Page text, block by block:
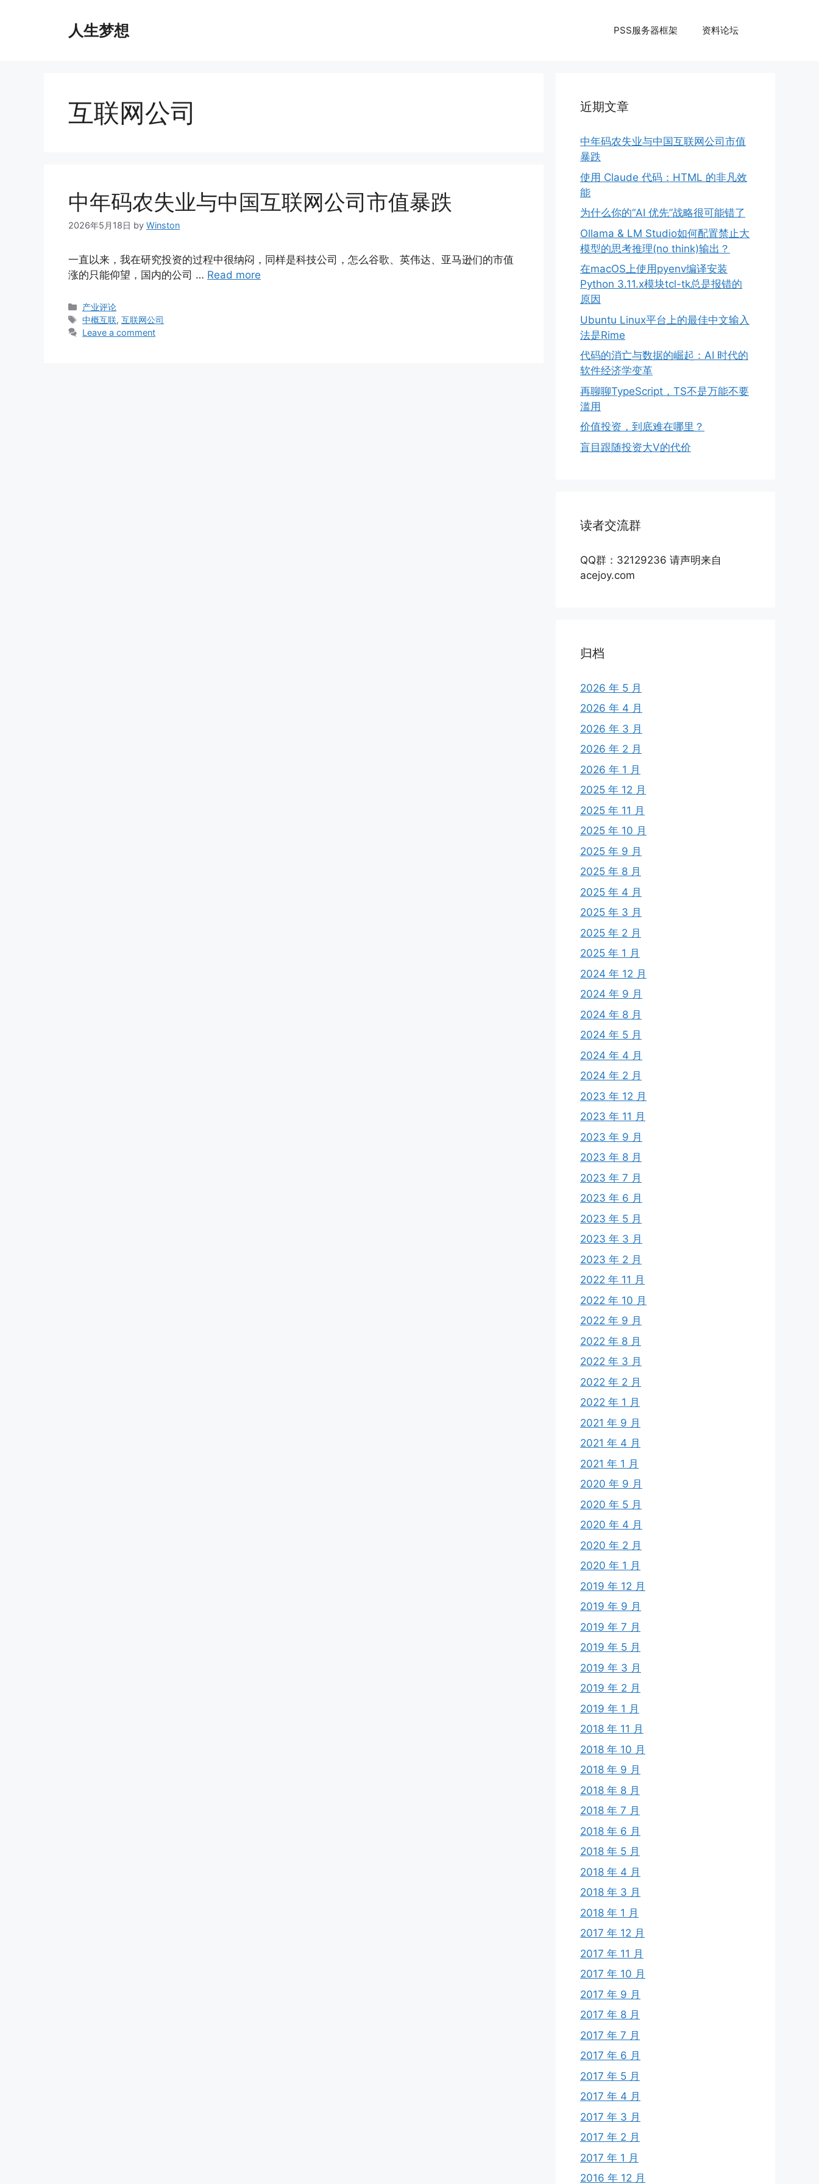
人生梦想 PSS服务器框架 资料论坛
互联网公司
中年码农失业与中国互联网公司市值暴跌
2026年5月18日 by Winston
一直以来，我在研究投资的过程中很纳闷，同样是科技公司，怎么谷歌、英伟达、亚马逊们的市值
涨的只能仰望，国内的公司 … Read more
Categories
产业评论
Tags
中概互联,互联网公司
Leave a comment
近期文章
中年码农失业与中国互联网公司市值
暴跌
使用 Claude 代码：HTML 的非凡效
能
为什么你的“AI 优先”战略很可能错了
Ollama & LM Studio如何配置禁止大
模型的思考推理(no think)输出？
在macOS上使用pyenv编译安装
Python 3.11.x模块tcl-tk总是报错的
原因
Ubuntu Linux平台上的最佳中文输入
法是Rime
代码的消亡与数据的崛起：AI 时代的
软件经济学变革
再聊聊TypeScript，TS不是万能不要
滥用
价值投资，到底难在哪里？
盲目跟随投资大V的代价
读者交流群
QQ群：32129236 请声明来自
acejoy.com
归档
2026 年 5 月
2026 年 4 月
2026 年 3 月
2026 年 2 月
2026 年 1 月
2025 年 12 月
2025 年 11 月
2025 年 10 月
2025 年 9 月
2025 年 8 月
2025 年 4 月
2025 年 3 月
2025 年 2 月
2025 年 1 月
2024 年 12 月
2024 年 9 月
2024 年 8 月
2024 年 5 月
2024 年 4 月
2024 年 2 月
2023 年 12 月
2023 年 11 月
2023 年 9 月
2023 年 8 月
2023 年 7 月
2023 年 6 月
2023 年 5 月
2023 年 3 月
2023 年 2 月
2022 年 11 月
2022 年 10 月
2022 年 9 月
2022 年 8 月
2022 年 3 月
2022 年 2 月
2022 年 1 月
2021 年 9 月
2021 年 4 月
2021 年 1 月
2020 年 9 月
2020 年 5 月
2020 年 4 月
2020 年 2 月
2020 年 1 月
2019 年 12 月
2019 年 9 月
2019 年 7 月
2019 年 5 月
2019 年 3 月
2019 年 2 月
2019 年 1 月
2018 年 11 月
2018 年 10 月
2018 年 9 月
2018 年 8 月
2018 年 7 月
2018 年 6 月
2018 年 5 月
2018 年 4 月
2018 年 3 月
2018 年 1 月
2017 年 12 月
2017 年 11 月
2017 年 10 月
2017 年 9 月
2017 年 8 月
2017 年 7 月
2017 年 6 月
2017 年 5 月
2017 年 4 月
2017 年 3 月
2017 年 2 月
2017 年 1 月
2016 年 12 月